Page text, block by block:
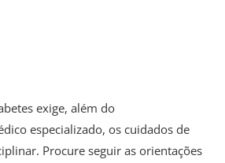
exige, além do
especializado, os cuidados de
Procure seguir as orientações